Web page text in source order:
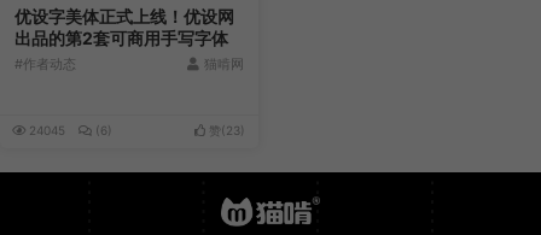
优设字美体正式上线！优设网
出品的第2套可商用手写字体
#作者动态 猫啃网
24045 (6) 赞(23)